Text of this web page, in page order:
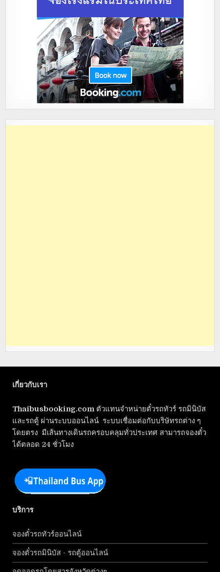
เกี่ยวกับเรา
Thaibusbooking.com ตัวแทนจำหน่ายตั๋วรถทัวร์ รถมินิบัส
และรถตู้ ผ่านระบบออนไลน์ ระบบเชื่อมต่อกับบริษัทรถต่าง ๆ
โดยตรง มีเส้นทางเดินรถครอบคลุมทั่วประเทศ สามารถจองตั๋ว
ได้ตลอด 24 ชั่วโมง
บริการ
จองตั๋วรถทัวร์ออนไลน์
จองตั๋วรถมินิบัส - รถตู้ออนไลน์